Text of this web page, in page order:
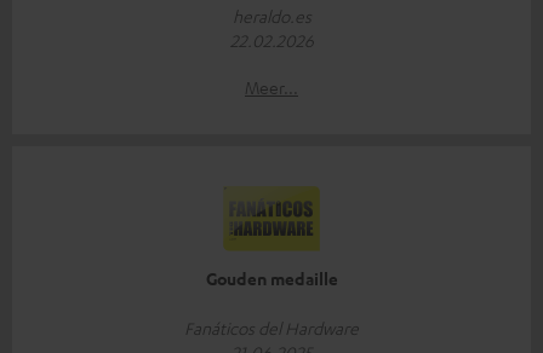
heraldo.es
22.02.2026
Meer...
Gouden medaille
Fanáticos del Hardware